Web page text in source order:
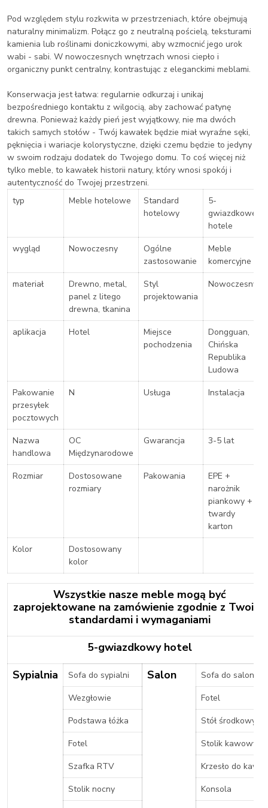
Pod względem stylu rozkwita w przestrzeniach, które obejmują
naturalny minimalizm. Połącz go z neutralną pościelą, teksturami
kamienia lub roślinami doniczkowymi, aby wzmocnić jego urok
wabi - sabi. W nowoczesnych wnętrzach wnosi ciepło i
organiczny punkt centralny, kontrastując z eleganckimi meblami.
Konserwacja jest łatwa: regularnie odkurzaj i unikaj
bezpośredniego kontaktu z wilgocią, aby zachować patynę
drewna. Ponieważ każdy pień jest wyjątkowy, nie ma dwóch
takich samych stołów - Twój kawałek będzie miał wyraźne sęki,
pęknięcia i wariacje kolorystyczne, dzięki czemu będzie to jedyny
w swoim rodzaju dodatek do Twojego domu. To coś więcej niż
tylko meble, to kawałek historii natury, który wnosi spokój i
autentyczność do Twojej przestrzeni.
typ
Meble hotelowe
Standard
hotelowy
5-
gwiazdkowe
hotele
wygląd
Nowoczesny
Ogólne
zastosowanie
Meble
komercyjne
materiał
Drewno, metal,
panel z litego
drewna, tkanina
Styl
projektowania
Nowoczesny
aplikacja Hotel
Miejsce
pochodzenia
Dongguan,
Chińska
Republika
Ludowa
Pakowanie
przesyłek
pocztowych
N Usługa Instalacja
Nazwa
handlowa
OC
Międzynarodowe
Gwarancja 3-5 lat
Rozmiar
Dostosowane
rozmiary
Pakowania
EPE +
narożnik
piankowy +
twardy
karton
Kolor
Dostosowany
kolor
Wszystkie nasze meble mogą być
zaprojektowane na zamówienie zgodnie z Twoimi
standardami i wymaganiami
5-gwiazdkowy hotel
Sypialnia
Sofa do sypialni Salon
Sofa do salonu
Wezgłowie
Fotel
Podstawa łóżka
Stół środkowy
Fotel
Stolik kawowy
Szafka RTV
Krzesło do kawy
Stolik nocny
Konsola